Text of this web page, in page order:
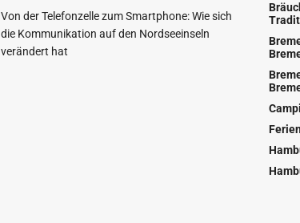
Von der Telefonzelle zum Smartphone: Wie sich
die Kommunikation auf den Nordseeinseln
verändert hat